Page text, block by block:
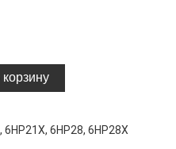
корзину
6HP21X, 6HP28, 6HP28X